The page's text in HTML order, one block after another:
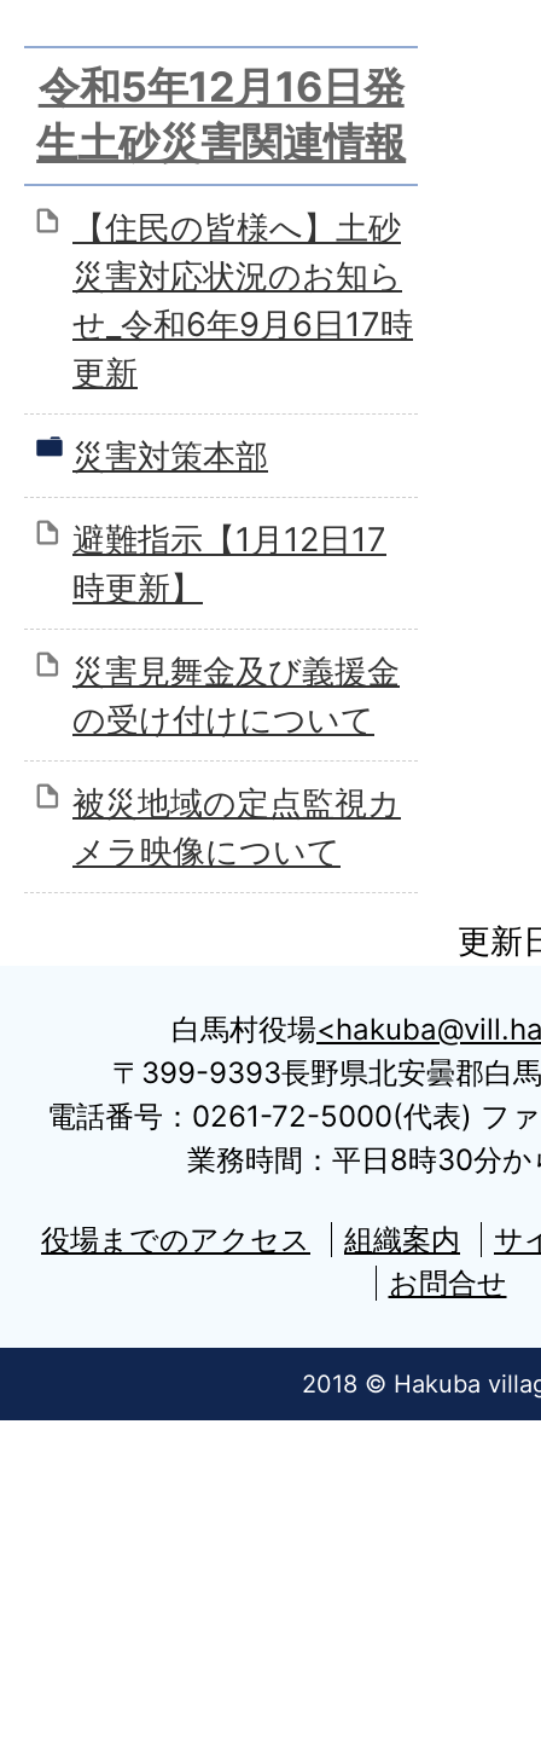
令和5年12月16日発
生土砂災害関連情報
【住民の皆様へ】土砂
災害対応状況のお知ら
せ_令和6年9月6日17時
更新
災害対策本部
避難指示【1月12日17
時更新】
災害見舞金及び義援金
の受け付けについて
被災地域の定点監視カ
メラ映像について
更新
白馬村役場
〒399-9393長野県北安曇郡白
電話番号：0261-72-5000(代表) フ
業務時間：平日8時30分か
役場までのアクセス 組織案内
サ
お問合せ
2018 © Hakuba